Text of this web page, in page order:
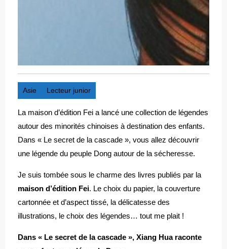
Asie Lecteur junior
La maison d’édition Fei a lancé une collection de légendes
autour des minorités chinoises à destination des enfants.
Dans « Le secret de la cascade », vous allez découvrir
une légende du peuple Dong autour de la sécheresse.
Je suis tombée sous le charme des livres publiés par la
maison d’édition Fei. Le choix du papier, la couverture
cartonnée et d’aspect tissé, la délicatesse des
illustrations, le choix des légendes… tout me plait !
Dans « Le secret de la cascade », Xiang Hua raconte